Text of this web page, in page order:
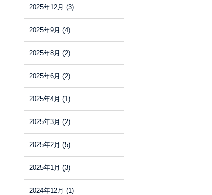
2025年12月 (3)
2025年9月 (4)
2025年8月 (2)
2025年6月 (2)
2025年4月 (1)
2025年3月 (2)
2025年2月 (5)
2025年1月 (3)
2024年12月 (1)